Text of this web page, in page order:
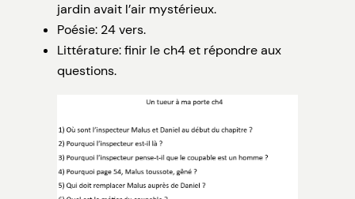
jardin avait l’air mystérieux.
Poésie: 24 vers.
Littérature: finir le ch4 et répondre aux
questions.